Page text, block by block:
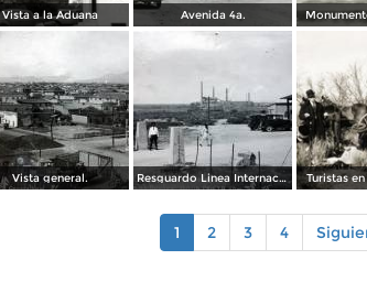
Vista a la Aduana Avenida 4a.
Vista general. Resguardo Linea Internacional. Turistas
1 2 3 4